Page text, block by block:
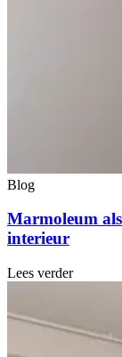
Blog
Marmoleum
interieur
Lees verder